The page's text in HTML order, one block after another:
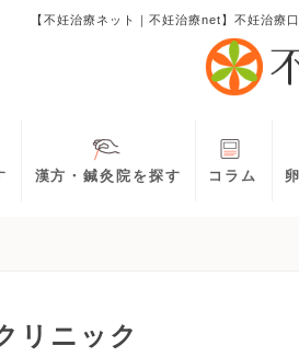
【不妊治療ネット｜不妊治療net】不妊治療
漢方・鍼灸院を探す コラム
リニック